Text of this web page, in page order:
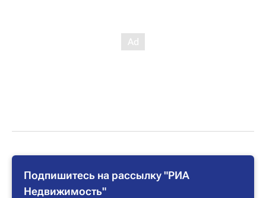
Подпишитесь на рассылку "РИА
Недвижимость"